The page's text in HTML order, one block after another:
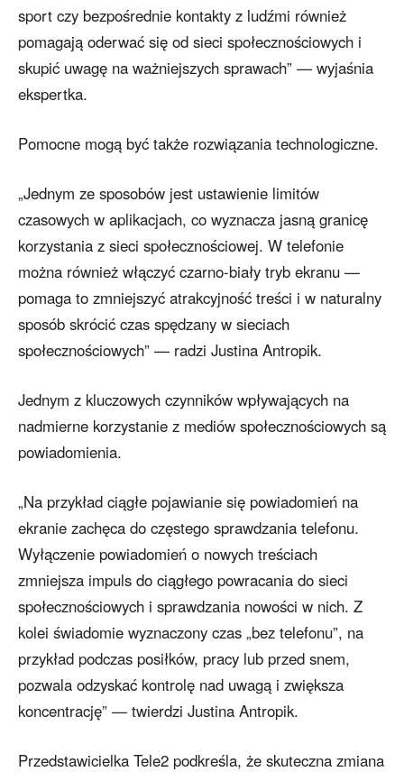
sport czy bezpośrednie kontakty z ludźmi również
pomagają oderwać się od sieci społecznościowych i
skupić uwagę na ważniejszych sprawach” — wyjaśnia
ekspertka.
Pomocne mogą być także rozwiązania technologiczne.
„Jednym ze sposobów jest ustawienie limitów
czasowych w aplikacjach, co wyznacza jasną granicę
korzystania z sieci społecznościowej. W telefonie
można również włączyć czarno-biały tryb ekranu —
pomaga to zmniejszyć atrakcyjność treści i w naturalny
sposób skrócić czas spędzany w sieciach
społecznościowych” — radzi Justina Antropik.
Jednym z kluczowych czynników wpływających na
nadmierne korzystanie z mediów społecznościowych są
powiadomienia.
„Na przykład ciągłe pojawianie się powiadomień na
ekranie zachęca do częstego sprawdzania telefonu.
Wyłączenie powiadomień o nowych treściach
zmniejsza impuls do ciągłego powracania do sieci
społecznościowych i sprawdzania nowości w nich. Z
kolei świadomie wyznaczony czas „bez telefonu”, na
przykład podczas posiłków, pracy lub przed snem,
pozwala odzyskać kontrolę nad uwagą i zwiększa
koncentrację” — twierdzi Justina Antropik.
Przedstawicielka Tele2 podkreśla, że skuteczna zmiana